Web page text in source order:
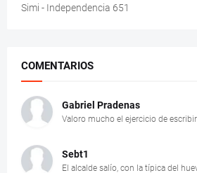
Simi - Independencia 651
COMENTARIOS
Gabriel Pradenas
Valoro mucho el ejercicio de
Sebt1
El alcalde salío, con la típica del